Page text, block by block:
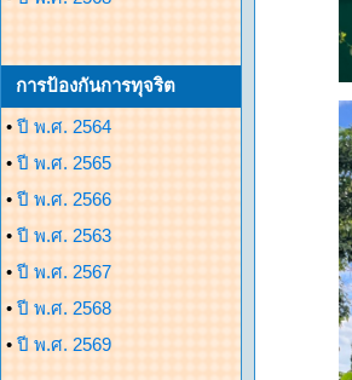
การป้องกันการทุจริต
• ปี พ.ศ. 2564
• ปี พ.ศ. 2565
• ปี พ.ศ. 2566
• ปี พ.ศ. 2563
• ปี พ.ศ. 2567
• ปี พ.ศ. 2568
• ปี พ.ศ. 2569